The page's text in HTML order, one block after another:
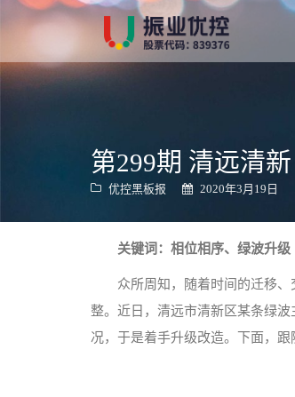
内
第299期 清远清
优控黑板报 2020年3月19日
关键词：相位相序、绿波升级
众所周知，随着时间的迁移
整。近日，清远市清新区某条绿
况，于是着手升级改造。下面，